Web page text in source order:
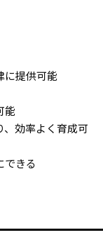
に提供可能
能
、効率よく育成可
できる